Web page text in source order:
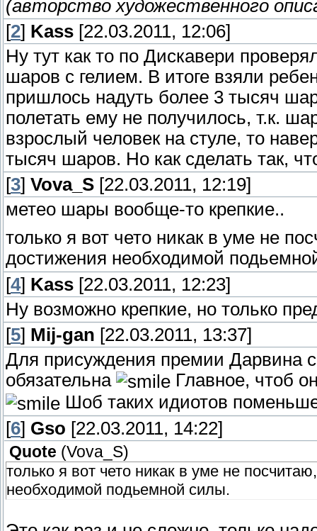
(авторство художественного
[2] Kass [22.03.2011, 12:06]
Ну тут как то по Дискавери
шаров с гелием. В итоге взяли
пришлось надуть более 3 тысяч
полетать ему не получилось, т.к.
взрослый человек на стуле, то
тысяч шаров. Но как сделать так,
[3] Vova_S [22.03.2011, 12:19]
метео шары вообще-то крепкие..
только я вот чето никак в уме не
достижения необходимой
[4] Kass [22.03.2011, 12:23]
Ну возможно крепкие, но только
[5] Mij-gan [22.03.2011, 13:37]
Для присуждения премии Дарвина
обязательна
Главное, чтоб
Шоб таких идиотов
[6] Gso [22.03.2011, 14:22]
Quote (Vova_S)
только я вот чето никак в уме не
необходимой подьемной силы.